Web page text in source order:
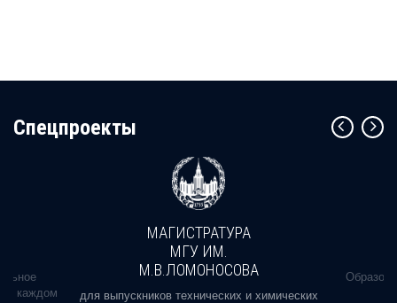
Cпецпроекты
в каждом
МАГИСТРАТУРА
МГУ ИМ.
М.В.ЛОМОНОСОВА
для выпускников технических и химических